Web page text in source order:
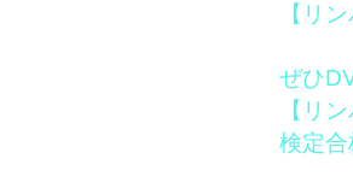
【リ
ぜひ
【リ
検定合